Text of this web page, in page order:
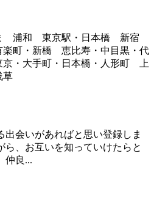
浦和 東京駅・日本橋 新宿
町・新橋 恵比寿・中目黒・代
・大手町・日本橋・人形町 上
草
出会いがあればと思い登録しま
ら、お互いを知っていけたらと
仲良...